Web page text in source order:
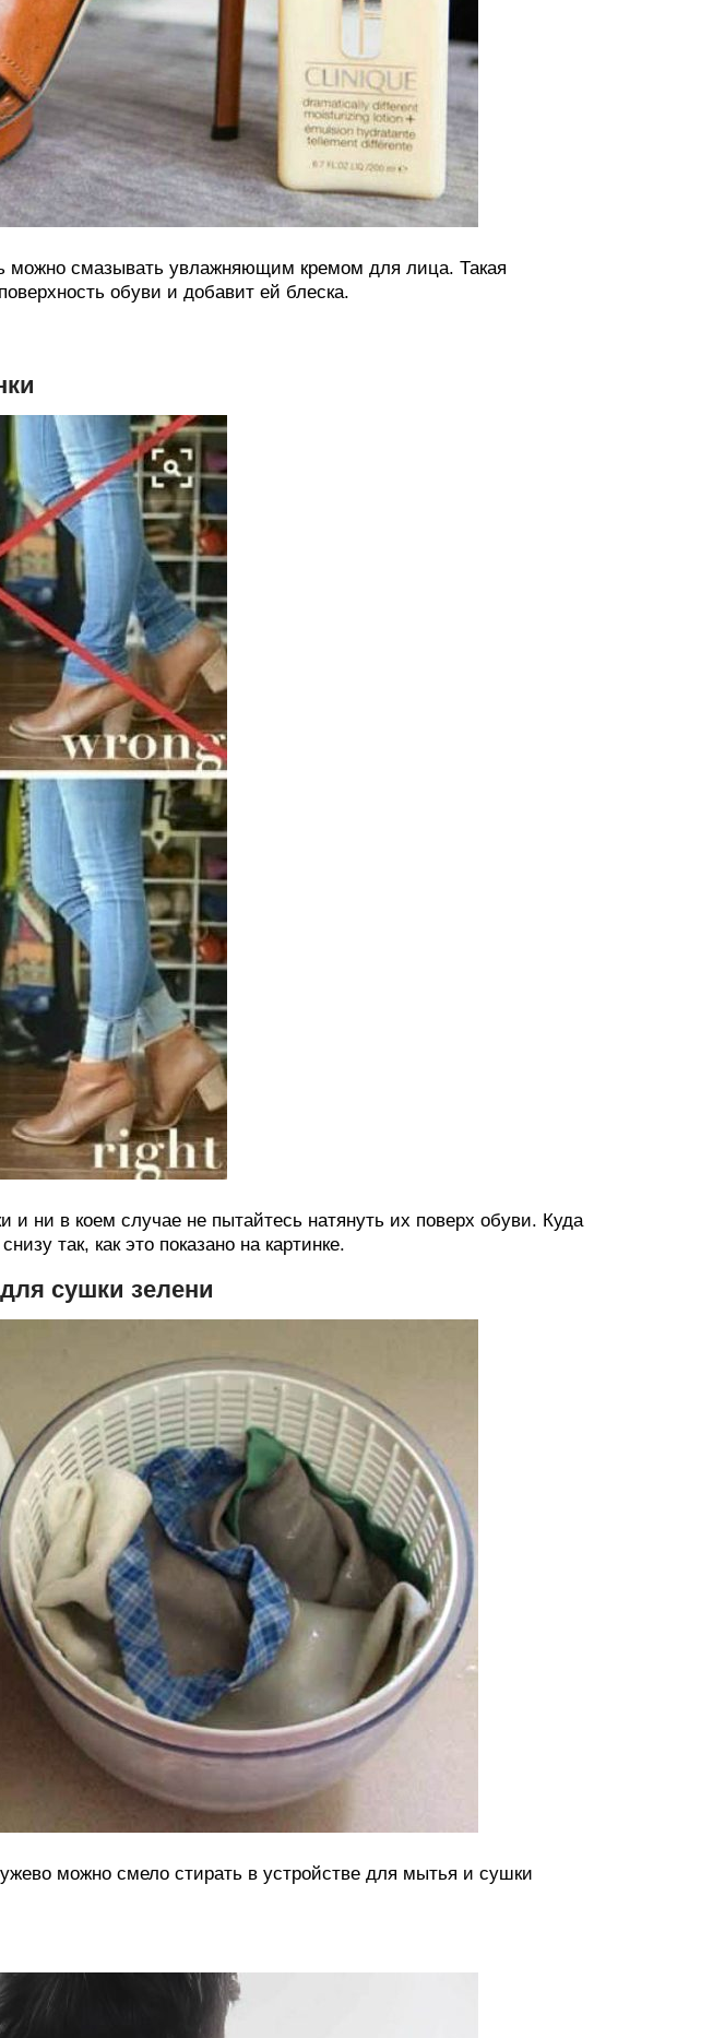
можно смазывать увлажняющим кремом для лица. Такая
обуви и добавит ей блеска.
и ни в коем случае не пытайтесь натянуть их поверх обуви. Куда
так, как это показано на картинке.
сушки зелени
можно смело стирать в устройстве для мытья и сушки